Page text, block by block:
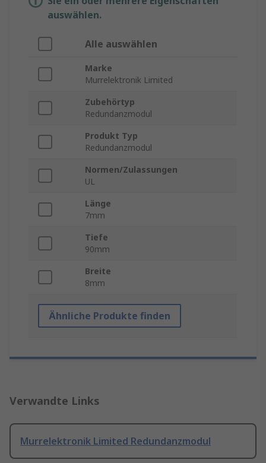
auswählen.
Alle auswählen
Marke
Murrelektronik Limited
Zubehörtyp
Redundanzmodul
Produkt Typ
Redundanzmodul
Normen/Zulassungen
UL
Länge
7mm
Tiefe
90mm
Breite
8mm
Ähnliche Produkte finden
Verwandte Links
Murrelektronik Limited Redundanzmodul